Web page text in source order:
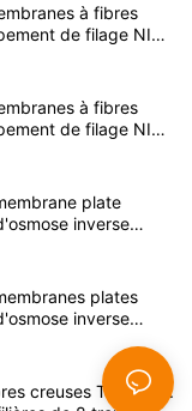
à fibres
de filage NIPS
à fibres
de filage NIPS
plate
inverse
plates
inverse
creuses Trustech :